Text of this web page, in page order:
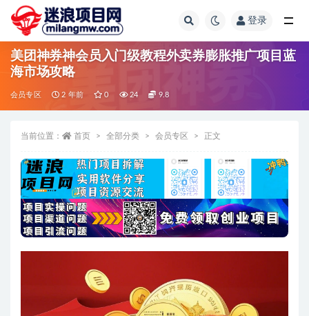
登录
美团神券神会员入门级教程外卖券膨胀推广项目蓝
海市场攻略
会员专区 2 年前 0 24 9.8
当前位置： 首页 全部分类 会员专区 正文
全部